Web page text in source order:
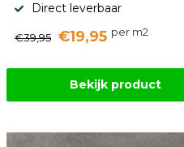
Direct leverbaar
€39,95 €19,95 per m2
Bekijk product